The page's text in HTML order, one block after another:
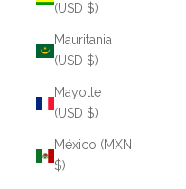
(USD $)
Mauritania
(USD $)
Mayotte
(USD $)
México (MXN
$)